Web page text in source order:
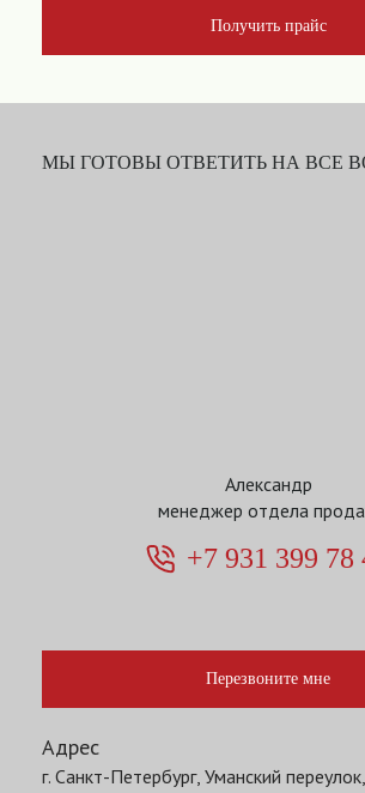
Получить прайс
МЫ ГОТОВЫ ОТВЕТИТЬ НА ВСЕ
Александр
менеджер отдела
+7 931 399 78
Перезвоните мне
Адрес
г. Санкт-Петербург, Уманский